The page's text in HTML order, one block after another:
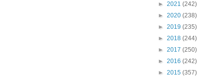
► 2021 (242)
► 2020 (238)
► 2019 (235)
► 2018 (244)
► 2017 (250)
► 2016 (242)
► 2015 (357)